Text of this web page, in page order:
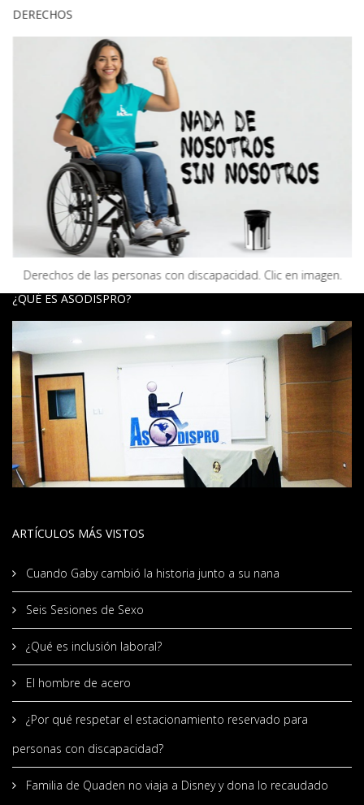
DERECHOS
Derechos de las personas con discapacidad. Clic en imagen.
¿QUÉ ES ASODISPRO?
ARTÍCULOS MÁS VISTOS
Cuando Gaby cambió la historia junto a su nana
Seis Sesiones de Sexo
¿Qué es inclusión laboral?
El hombre de acero
¿Por qué respetar el estacionamiento reservado para
personas con discapacidad?
Familia de Quaden no viaja a Disney y dona lo recaudado